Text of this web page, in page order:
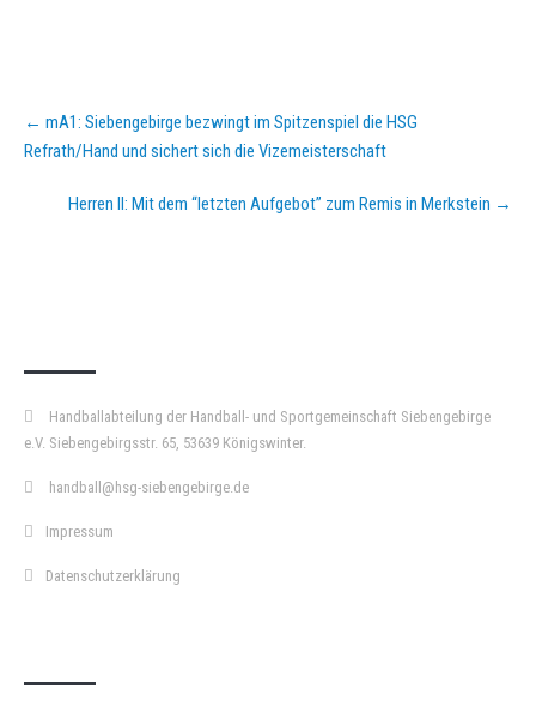
Post
navigation
← mA1: Siebengebirge bezwingt im Spitzenspiel die HSG
Refrath/Hand und sichert sich die Vizemeisterschaft
Herren II: Mit dem “letzten Aufgebot” zum Remis in Merkstein →
Handballabteilung der Handball- und Sportgemeinschaft Siebengebirge
e.V. Siebengebirgsstr. 65, 53639 Königswinter.
handball@hsg-siebengebirge.de
Impressum
Datenschutzerklärung